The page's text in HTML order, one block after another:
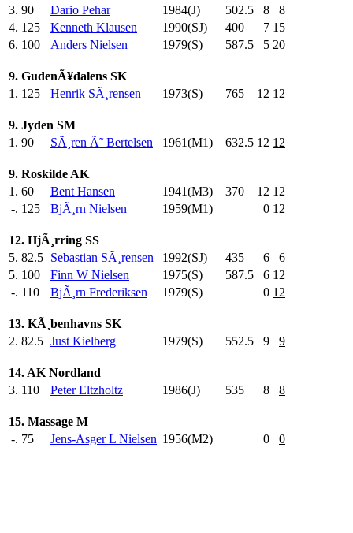
3. 90 Dario Pehar 1984(J) 502.5 8
8
4. 125 Kenneth Klausen 1990(SJ) 400 7 15
6. 100 Anders Nielsen 1979(S) 587.5 5 20
9. GudenÃ¥dalens SK
1. 125 Henrik SÃ¸rensen 1973(S) 765 12 12
9. Jyden SM
1. 90 SÃ¸ren Ã˜ Bertelsen 1961(M1) 632.5 12 12
9. Roskilde AK
1. 60 Bent Hansen 1941(M3) 370 12 12
-. 125 BjÃ¸rn Nielsen 1959(M1) 0 12
12. HjÃ¸rring SS
5. 82.5 Sebastian SÃ¸rensen 1992(SJ) 435 6
6
5. 100 Finn W Nielsen 1975(S) 587.5 6 12
-. 110 BjÃ¸rn Frederiksen 1979(S) 0 12
13. KÃ¸benhavns SK
2. 82.5 Just Kielberg 1979(S) 552.5 9 9
14. AK Nordland
3. 110 Peter Eltzholtz 1986(J) 535 8 8
15. Massage M
-. 75 Jens-Asger L Nielsen 1956(M2) 0 0